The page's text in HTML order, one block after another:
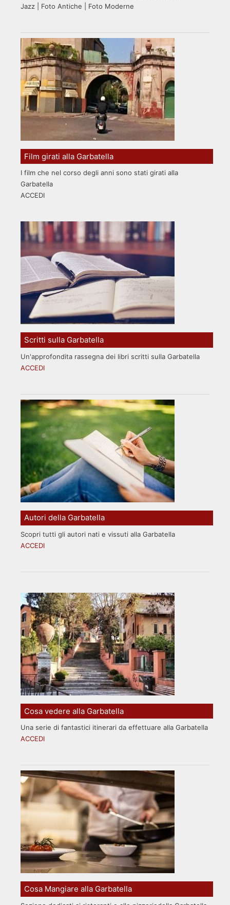
Jazz | Foto Antiche | Foto Moderne
Film girati alla Garbatella
I film che nel corso degli anni sono stati girati alla
Garbatella
ACCEDI
Scritti sulla Garbatella
Un'approfondita rassegna dei libri scritti sulla Garbatella
ACCEDI
Autori della Garbatella
Scopri tutti gli autori nati e vissuti alla Garbatella
ACCEDI
Cosa vedere alla Garbatella
Una serie di fantastici itinerari da effettuare alla Garbatella
ACCEDI
Cosa Mangiare alla Garbatella